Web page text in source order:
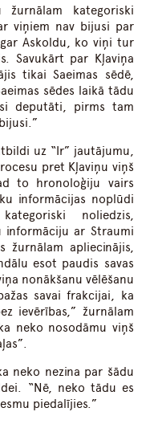
žurnālam kategoriski
viņiem nav bijusi par
Askoldu, ko viņi tur
Savukārt par Kļaviņa
tikai Saeimas sēdē,
sēdes laikā tādu
deputāti, pirms tam
uz “Ir” jautājumu,
pret Kļaviņu viņš
to hronoloģiju vairs
informācijas noplūdi
noliedzis,
informāciju ar Straumi
žurnālam apliecinājis,
esot paudis savas
nonākšanu vēlēšanu
savai frakcijai, ka
ievērības,” žurnālam
neko nosodāmu viņš
neko nezina par šādu
“Nē, neko tādu es
piedalījies.”